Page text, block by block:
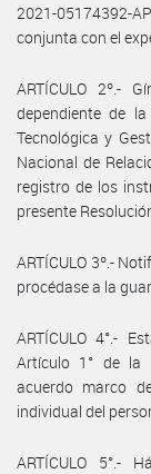
2021-05174392-
conjunta con el
ARTÍCULO 2º.-
dependiente de
Tecnológica y
Nacional de
registro de los
presente
ARTÍCULO 3º.-
procédase a la
ARTÍCULO 4°.-
Artículo 1° de la
acuerdo marco
individual del
ARTÍCULO 5°.-